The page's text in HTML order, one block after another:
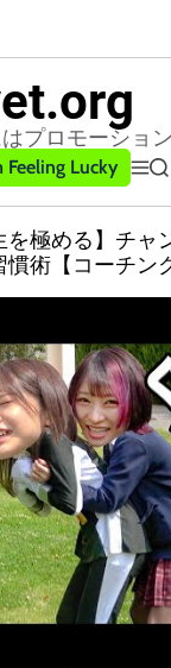
プロモーショ
Feeling Lucky
M
e
u
S
e
r
c
h
を極める】チャ
慣術【コーチン